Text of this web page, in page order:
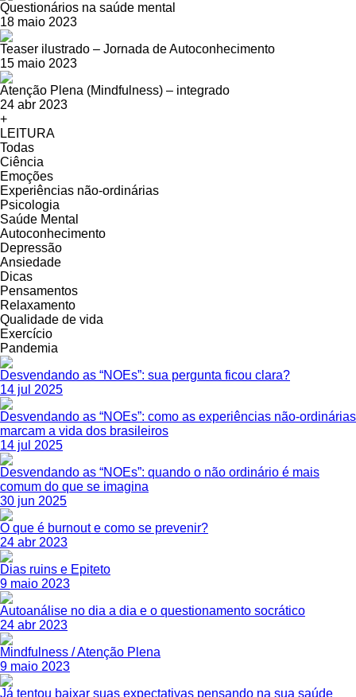
Questionários na saúde mental
18 maio 2023
Teaser ilustrado – Jornada de Autoconhecimento
15 maio 2023
Atenção Plena (Mindfulness) – integrado
24 abr 2023
+
LEITURA
Todas
Ciência
Emoções
Experiências não-ordinárias
Psicologia
Saúde Mental
Autoconhecimento
Depressão
Ansiedade
Dicas
Pensamentos
Relaxamento
Qualidade de vida
Exercício
Pandemia
Desvendando as “NOEs”: sua pergunta ficou clara?
14 jul 2025
Desvendando as “NOEs”: como as experiências não-ordinárias
marcam a vida dos brasileiros
14 jul 2025
Desvendando as “NOEs”: quando o não ordinário é mais
comum do que se imagina
30 jun 2025
O que é burnout e como se prevenir?
24 abr 2023
Dias ruins e Epiteto
9 maio 2023
Autoanálise no dia a dia e o questionamento socrático
24 abr 2023
Mindfulness / Atenção Plena
9 maio 2023
Já tentou baixar suas expectativas pensando na sua saúde